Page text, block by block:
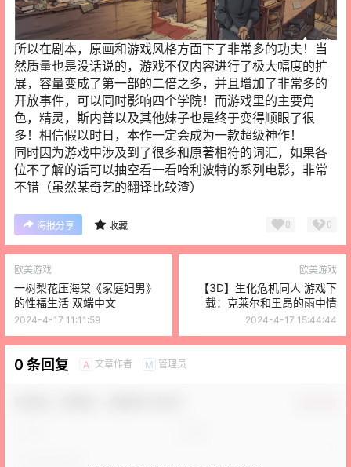
所以在剧本，原画和游戏风格方面下了非常多的功夫！当
然质量也是没话说的，游戏不仅内容进行了极大幅度的扩
展，容量变成了第一部的二倍之多，并且增加了非常多的
开放事件，可以同时影响四个学院！而游戏里的主要角
色，精灵，斯内普以及其他妹子也是终于变得顺眼了很
多！相信假以时日，本作一定会成为一款超级神作！
同时因为游戏中涉及到了很多和原著相符的词汇，如果各
位不了解的话可以抽空看一看哈利波特的系列电影，非常
不错（虽然某奇艺的翻译比较渣）
海报分享 收藏 0 0
欧美游戏
一树梨花压海棠《家庭妇男》
的性福生活 双端中文
2024-4-17 11:11:59
欧美游戏
【3D】生化危机同人 游戏下
载：克莱尔和里昂的雨中情
2024-4-17 15:44:44
0 条回复 A 文章作者 M 管理员